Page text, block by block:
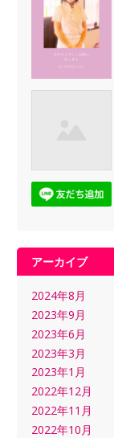
アーカイブ
2024年8月
2023年9月
2023年6月
2023年3月
2023年1月
2022年12月
2022年11月
2022年10月